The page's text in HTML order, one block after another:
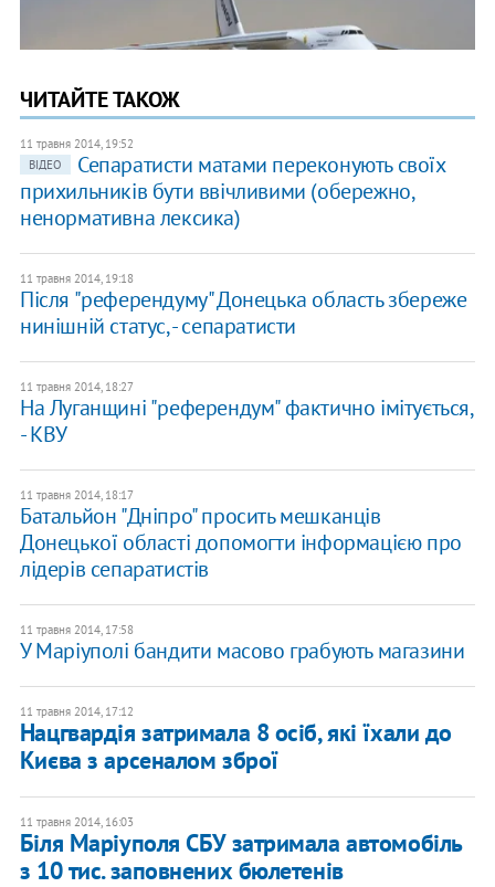
ЧИТАЙТЕ ТАКОЖ
11 травня 2014, 19:52
ВІДЕО
Сепаратисти матами переконують своїх
прихильників бути ввічливими (обережно,
ненормативна лексика)
11 травня 2014, 19:18
Після "референдуму" Донецька область збереже
нинішній статус, - сепаратисти
11 травня 2014, 18:27
На Луганщині "референдум" фактично імітується,
- КВУ
11 травня 2014, 18:17
Батальйон "Дніпро" просить мешканців
Донецької області допомогти інформацією про
лідерів сепаратистів
11 травня 2014, 17:58
У Маріуполі бандити масово грабують магазини
11 травня 2014, 17:12
Нацгвардія затримала 8 осіб, які їхали до
Києва з арсеналом зброї
11 травня 2014, 16:03
Біля Маріуполя СБУ затримала автомобіль
з 10 тис. заповнених бюлетенів